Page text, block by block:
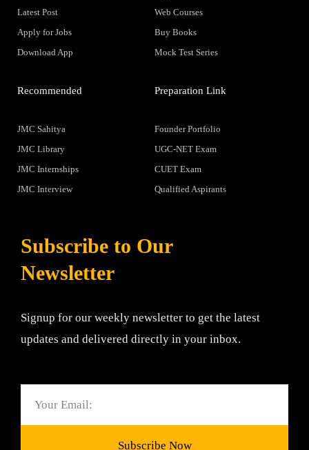
Latest Post
Apply for Jobs
Download App
Web Courses
Buy Books
Mock Test Series
Recommended
JMC Sahitya
JMC Library
JMC Internships
JMC Interview
Preparation Link
Founder Portfolio
UGC-NET Exam
CUET Exam
Qualified Aspirants
Subscribe to Our
Newsletter
Signup for our weekly newsletter to get the latest
updates and delivered directly in your inbox.
Subscribe Now